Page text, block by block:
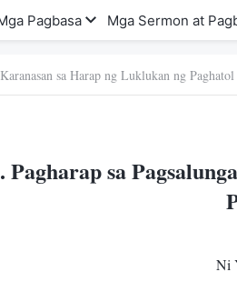
Pagbasa Mga Sermon at
sa Harap ng Luklukan ng
Pagharap sa
Ni